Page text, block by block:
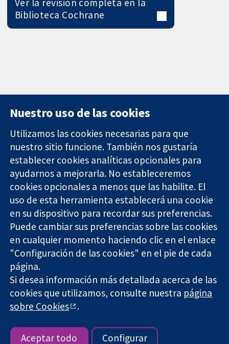
Ver la revisión completa en la
Biblioteca Cochrane
Evidencia fiable.
Decisiones
informadas.
Mejor salud.
11-13 Cavendish
Square
Londres
W1G 0AN
Reino Unido
Contacto
Noticias
Prensa
Sobre
nosotros
Empleo
Cochrane
Library
The Cochrane Collaboration is a charity (no. 1045921) and a
company limited by guarantee (no. 03044323) registered in
England & Wales. VAT registration number GB 718 2127 49.
Copyright © 2026 The Cochrane Collaboration
Términos y condiciones del sitio web|Responsabilidades
Privacidad|Política de cookies|Configuración de cookies
Nuestro uso de las cookies
Utilizamos las cookies necesarias para que
nuestro sitio funcione. También nos gustaría
establecer cookies analíticas opcionales para
ayudarnos a mejorarla. No estableceremos
cookies opcionales a menos que las habilite. El
uso de esta herramienta establecerá una cookie
en su dispositivo para recordar sus preferencias.
Puede cambiar sus preferencias sobre las cookies
en cualquier momento haciendo clic en el enlace
"Configuración de las cookies" en el pie de cada
página.
Si desea información más detallada acerca de las
cookies que utilizamos, consulte nuestra página
sobre Cookies
.
Aceptar todo Configurar